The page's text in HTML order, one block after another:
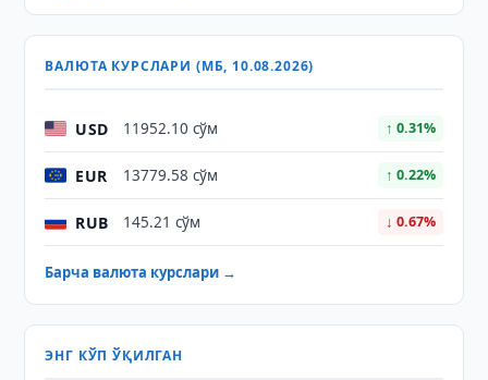
ВАЛЮТА КУРСЛАРИ (МБ, 10.08.2026)
USD 11952.10 сўм ↑ 0.31%
EUR 13779.58 сўм ↑ 0.22%
RUB 145.21 сўм ↓ 0.67%
Барча валюта курслари →
ЭНГ КЎП ЎҚИЛГАН